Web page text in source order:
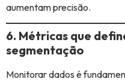
aumentam precisão.
6. Métricas que
segmentação
Monitorar dados é